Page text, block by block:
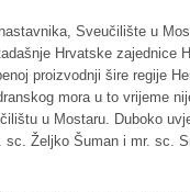
Sveučilište u
Hrvatske
proizvodnji šire regije
mora u to vrijeme
u Mostaru. Duboko
Željko Šuman i mr. sc.